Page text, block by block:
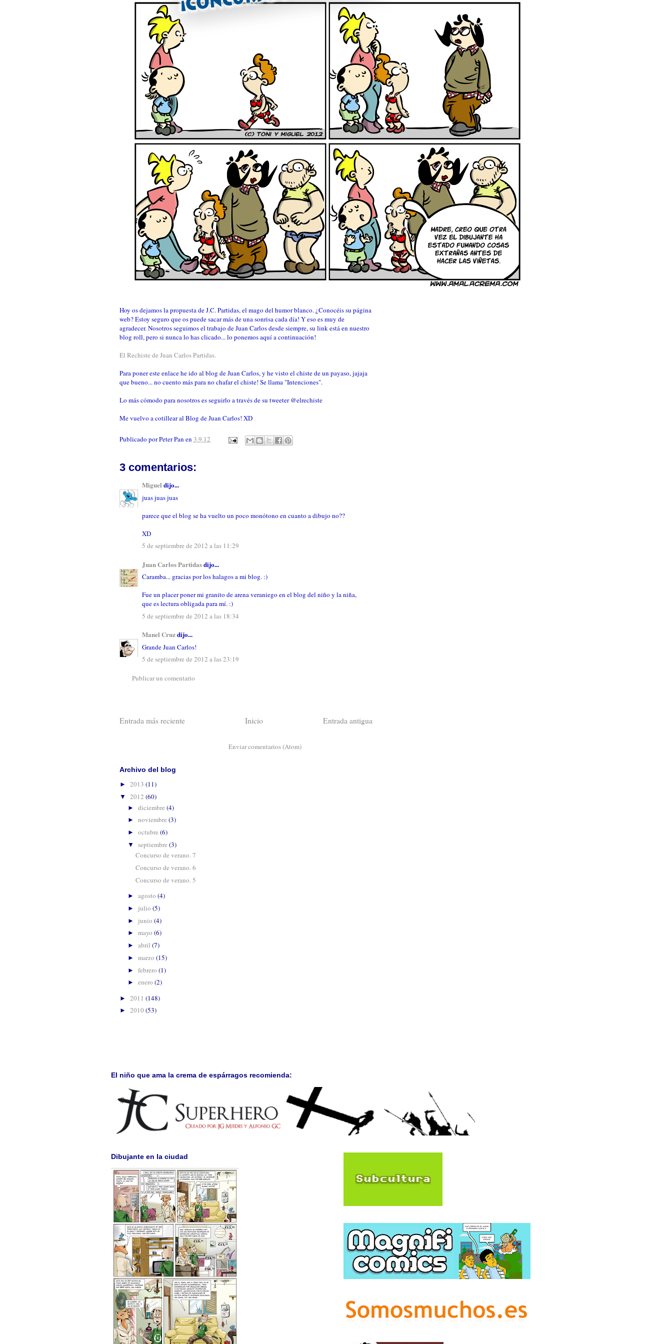
Hoy os dejamos la propuesta de J.C. Partidas, el mago del humor blanco. ¿Conocéis su página
web? Estoy seguro que os puede sacar más de una sonrisa cada día! Y eso es muy de
agradecer. Nosotros seguimos el trabajo de Juan Carlos desde siempre, su link está en nuestro
blog roll, pero si nunca lo has clicado... lo ponemos aquí a continuación!
El Rechiste de Juan Carlos Partidas.
Para poner este enlace he ido al blog de Juan Carlos, y he visto el chiste de un payaso, jajaja
que bueno... no cuento más para no chafar el chiste! Se llama "Intenciones".
Lo más cómodo para nosotros es seguirlo a través de su tweeter @elrechiste
Me vuelvo a cotillear al Blog de Juan Carlos! XD
Publicado porPeter Pan en 3.9.12
3 comentarios:
Miguel dijo...
juas juas juas
parece que el blog se ha vuelto un poco monótono en cuanto a dibujo no??
XD
5 de septiembre de 2012 a las 11:29
Juan Carlos Partidasdijo...
Caramba... gracias por los halagos a mi blog. :)
Fue un placer poner mi granito de arena veraniego en el blog del niño y la niña,
que es lectura obligada para mí. :)
5 de septiembre de 2012 a las 18:34
Manel Cruzdijo...
Grande Juan Carlos!
5 de septiembre de 2012 a las 23:19
Publicar un comentario
Entrada más reciente Entrada antigua
Inicio
Enviar comentarios (Atom)
Archivo del blog
► 2013 (11)
▼ 2012 (60)
► diciembre (4)
► noviembre (3)
► octubre (6)
▼ septiembre (3)
Concurso de verano. 7
Concurso de verano. 6
Concurso de verano. 5
► agosto (4)
► julio (5)
► junio (4)
► mayo (6)
► abril (7)
► marzo (15)
► febrero (1)
► enero (2)
► 2011 (148)
► 2010 (53)
El niño que ama la crema de espárragos recomienda:
Dibujante en la ciudad